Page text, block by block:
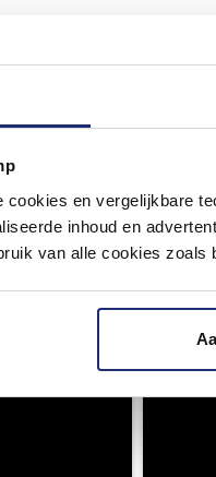
cookies en vergelijkbare
inhoud en
van alle cookies zoals
op Instagram
omgeving vol met